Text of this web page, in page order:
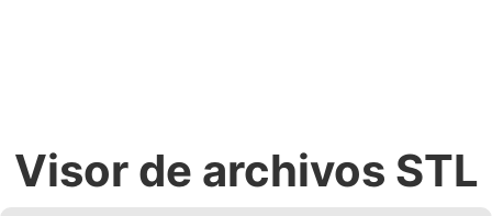
Visor de archivos STL